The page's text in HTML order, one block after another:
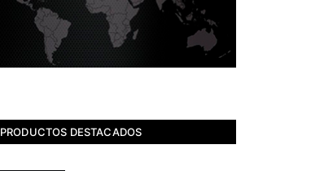
PRODUCTOS DESTACADOS